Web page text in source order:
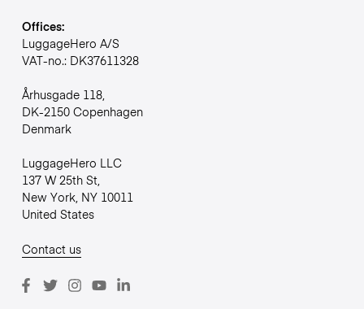
Offices:
LuggageHero A/S
VAT-no.: DK37611328
Århusgade 118,
DK-2150 Copenhagen
Denmark
LuggageHero LLC
137 W 25th St,
New York, NY 10011
United States
Contact us